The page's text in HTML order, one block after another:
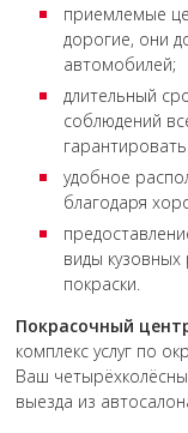
приемлемые
дорогие, они
автомобилей;
длительный
соблюдений
удобное
благодаря
виды
покраски.
Покрасочный
комплекс услуг по
Ваш
выезда из